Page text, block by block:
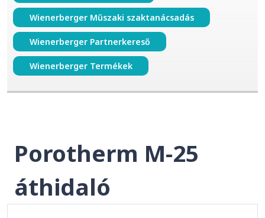
Wienerberger Műszaki szaktanácsadás
Wienerberger Partnerkereső
Wienerberger Termékek
Porotherm M-25
áthidaló